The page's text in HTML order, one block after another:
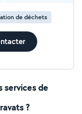
de déchets
services de
?